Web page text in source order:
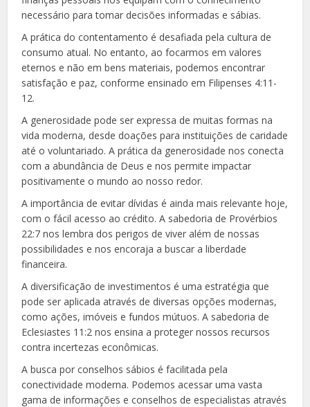
necessário para tomar decisões informadas e sábias.
A prática do contentamento é desafiada pela cultura de
consumo atual. No entanto, ao focarmos em valores
eternos e não em bens materiais, podemos encontrar
satisfação e paz, conforme ensinado em Filipenses 4:11-
12.
A generosidade pode ser expressa de muitas formas na
vida moderna, desde doações para instituições de caridade
até o voluntariado. A prática da generosidade nos conecta
com a abundância de Deus e nos permite impactar
positivamente o mundo ao nosso redor.
A importância de evitar dívidas é ainda mais relevante hoje,
com o fácil acesso ao crédito. A sabedoria de Provérbios
22:7 nos lembra dos perigos de viver além de nossas
possibilidades e nos encoraja a buscar a liberdade
financeira.
A diversificação de investimentos é uma estratégia que
pode ser aplicada através de diversas opções modernas,
como ações, imóveis e fundos mútuos. A sabedoria de
Eclesiastes 11:2 nos ensina a proteger nossos recursos
contra incertezas econômicas.
A busca por conselhos sábios é facilitada pela
conectividade moderna. Podemos acessar uma vasta
gama de informações e conselhos de especialistas através